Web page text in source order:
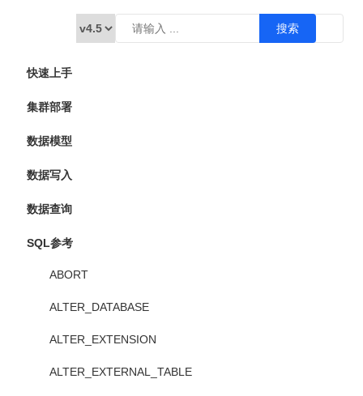
快速上手
集群部署
数据模型
数据写入
数据查询
SQL参考
ABORT
ALTER_DATABASE
ALTER_EXTENSION
ALTER_EXTERNAL_TABLE